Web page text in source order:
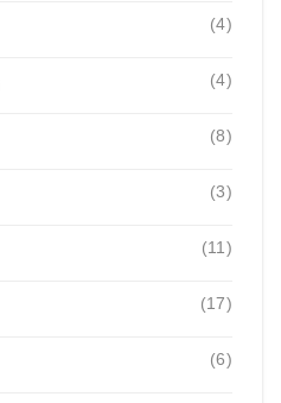
(4)
(4)
(8)
(3)
(11)
(17)
(6)